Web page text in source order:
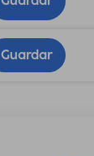
Guardar